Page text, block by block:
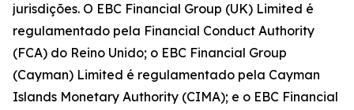
jurisdições. O EBC Financial Group (UK) Limited é
regulamentado pela Financial Conduct Authority
(FCA) do Reino Unido; o EBC Financial Group
(Cayman) Limited é regulamentado pela Cayman
Islands Monetary Authority (CIMA); e o EBC Financial